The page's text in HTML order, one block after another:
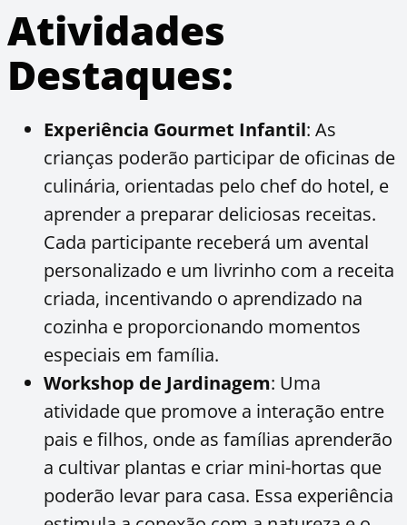
Atividades
Destaques:
Experiência Gourmet Infantil: As
crianças poderão participar de oficinas de
culinária, orientadas pelo chef do hotel, e
aprender a preparar deliciosas receitas.
Cada participante receberá um avental
personalizado e um livrinho com a receita
criada, incentivando o aprendizado na
cozinha e proporcionando momentos
especiais em família.
Workshop de Jardinagem: Uma
atividade que promove a interação entre
pais e filhos, onde as famílias aprenderão
a cultivar plantas e criar mini-hortas que
poderão levar para casa. Essa experiência